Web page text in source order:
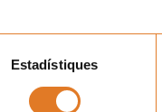
Estadístiques
cinta, el
pudo ocultar su